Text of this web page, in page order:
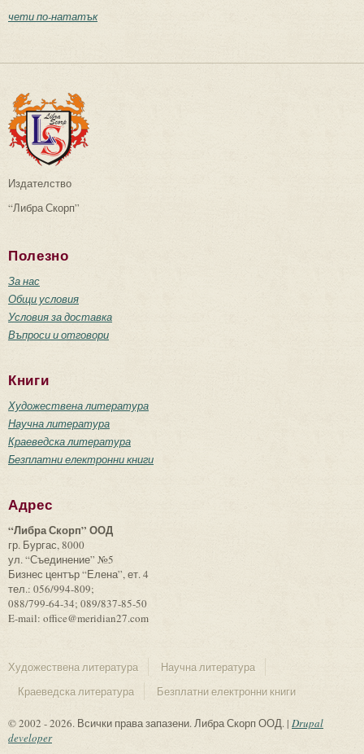
чети по-нататък
Издателство
“Либра Скорп”
Полезно
За нас
Общи условия
Условия за доставка
Въпроси и отговори
Книги
Художествена литература
Научна литература
Краеведска литература
Безплатни електронни книги
Адрес
“Либра Скорп” ООД
гр. Бургас, 8000
ул. “Съединение” №5
Бизнес център “Елена”, ет. 4
тел.: 056/994-809;
088/799-64-34; 089/837-85-50
E-mail: office@meridian27.com
Художествена литература
Научна литература
Краеведска литература
Безплатни електронни книги
© 2002 - 2026. Всички права запазени. Либра Скорп ООД. | Drupal
developer